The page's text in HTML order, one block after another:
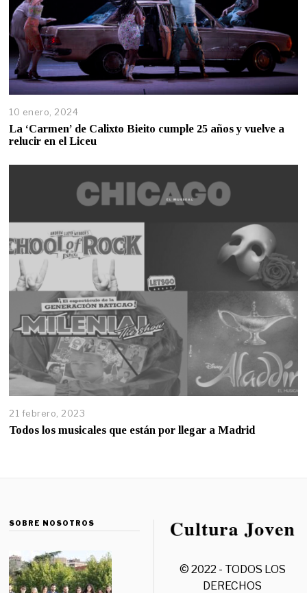
10 enero, 2024
La ‘Carmen’ de Calixto Bieito cumple 25 años y vuelve a
relucir en el Liceu
21 febrero, 2023
Todos los musicales que están por llegar a Madrid
SOBRE NOSOTROS
© 2022 - TODOS LOS
DERECHOS